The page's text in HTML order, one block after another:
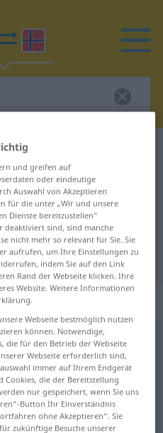
Übersetzung
anklicken/antippen)
und greifen auf
oder eindeutige
Auswahl von Akzeptieren
für die unter „Wir und unsere
Dienste bereitzustellen“
deaktiviert sind, sind manche
nicht mehr so relevant für Sie. Sie
aufrufen, um Ihre Einstellungen zu
indem Sie auf den Link
Rand der Webseite klicken. Ihre
Website. Weitere Informationen
Webseite bestmöglich nutzen
können. Notwendige,
die für den Betrieb der Webseite
Webseite erforderlich sind,
immer auf Ihrem Endgerät
Cookies, die der Bereitstellung
nur gespeichert, wenn Sie uns
Button Ihr Einverständnis
ohne Akzeptieren“. Sie
zukünftige Besuche unserer